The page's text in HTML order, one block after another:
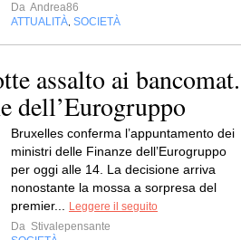
Da Andrea86
ATTUALITÀ SOCIETÀ
assalto ai bancomat.
dell’Eurogruppo
Bruxelles conferma l’appuntamento dei
ministri delle Finanze dell’Eurogruppo
per oggi alle 14. La decisione arriva
nonostante la mossa a sorpresa del
premier...
Leggere il seguito
Da Stivalepensante